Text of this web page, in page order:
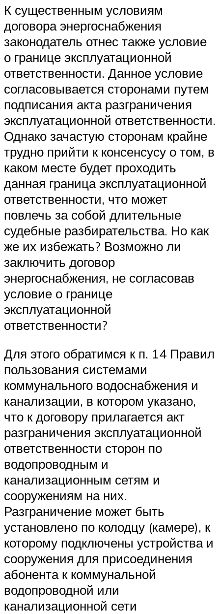
К существенным условиям
договора энергоснабжения
законодатель отнес также условие
о границе эксплуатационной
ответственности. Данное условие
согласовывается сторонами путем
подписания акта разграничения
эксплуатационной ответственности.
Однако зачастую сторонам крайне
трудно прийти к консенсусу о том, в
каком месте будет проходить
данная граница эксплуатационной
ответственности, что может
повлечь за собой длительные
судебные разбирательства. Но как
же их избежать? Возможно ли
заключить договор
энергоснабжения, не согласовав
условие о границе
эксплуатационной
ответственности?
Для этого обратимся к п. 14 Правил
пользования системами
коммунального водоснабжения и
канализации, в котором указано,
что к договору прилагается акт
разграничения эксплуатационной
ответственности сторон по
водопроводным и
канализационным сетям и
сооружениям на них.
Разграничение может быть
установлено по колодцу (камере), к
которому подключены устройства и
сооружения для присоединения
абонента к коммунальной
водопроводной или
канализационной сети